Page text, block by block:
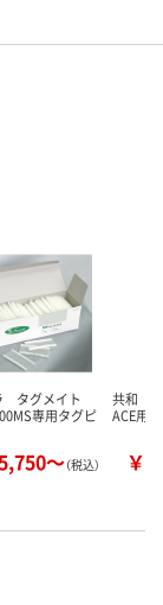
タグメイト
専用タグピ
～（税込）
共和 ハ
ACE用
￥